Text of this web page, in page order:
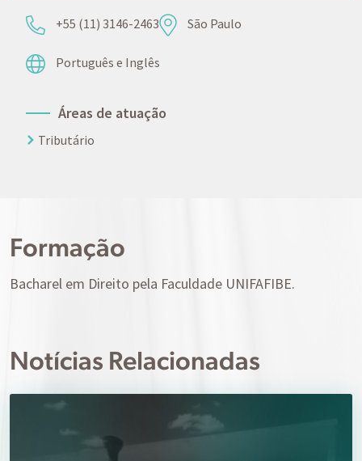
+55 (11) 3146-2463 São Paulo
Português e Inglês
Áreas de atuação
Tributário
Formação
Bacharel em Direito pela Faculdade UNIFAFIBE.
Notícias Relacionadas